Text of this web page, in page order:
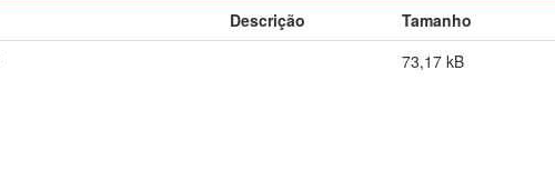
Descrição Tamanho
73,17 kB